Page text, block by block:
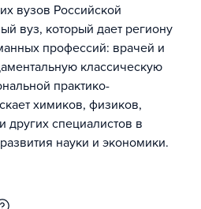
вузов Российской
вуз, который дает региону
профессий: врачей и
классическую
практико-
химиков, физиков,
других специалистов в
науки и экономики.